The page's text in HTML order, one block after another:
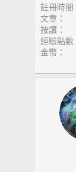
註冊時間
文章
按讚
經驗點數
金幣